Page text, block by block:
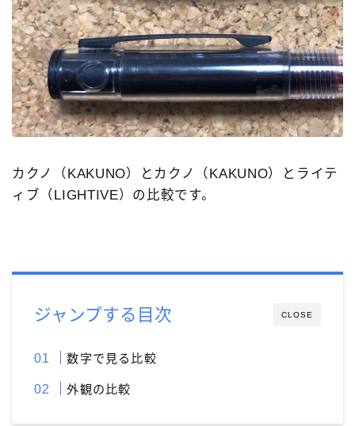
タグで絞り込む
3,000円以下 3,000円～10,000円
3,001円～10,000円 10,001円～20,000円
20,001円～30,000円 30,001円～50,000円
3952ボンアルテック［bon-artek-writing］ FPR
その他の色 アウロラ［AURORA］
カヴェコ［Kaweco］ クリア軸
デルタ［DELTA］
カクノ（KAKUNO）とカクノ（KAKUNO）とライテ
ィブ（LIGHTIVE）の比較です。
CLOSE
ジャンプする目次
数字で見る比較
外観の比較